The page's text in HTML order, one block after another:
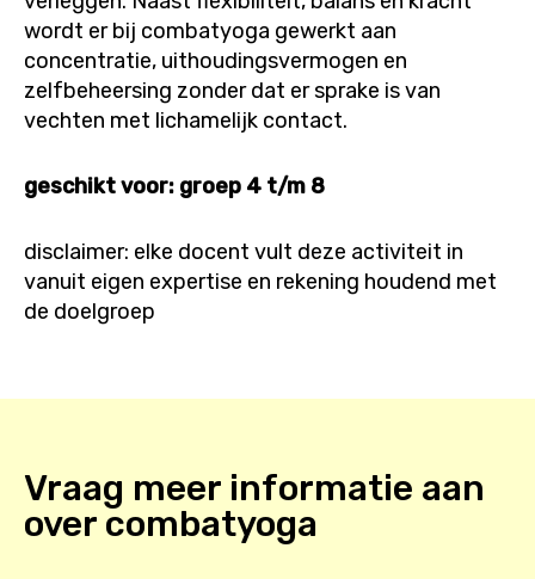
wordt er bij combatyoga gewerkt aan
concentratie, uithoudingsvermogen en
zelfbeheersing zonder dat er sprake is van
vechten met lichamelijk contact.
geschikt voor: groep 4 t/m 8
disclaimer: elke docent vult deze activiteit in
vanuit eigen expertise en rekening houdend met
de doelgroep
Vraag meer informatie aan
over combatyoga